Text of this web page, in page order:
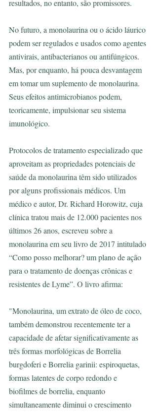
resultados, no entanto, são promissores.
No futuro, a monolaurina ou o ácido láurico
podem ser regulados e usados ​​como agentes
antivirais, antibacterianos ou antifúngicos.
Mas, por enquanto, há pouca desvantagem
em tomar um suplemento de monolaurina.
Seus efeitos antimicrobianos podem,
teoricamente, impulsionar seu sistema
imunológico.
Protocolos de tratamento especializado que
aproveitam as propriedades potenciais de
saúde da monolaurina têm sido utilizados
por alguns profissionais médicos. Um
médico e autor, Dr. Richard Horowitz, cuja
clínica tratou mais de 12.000 pacientes nos
últimos 26 anos, escreveu sobre a
monolaurina em seu livro de 2017 intitulado
“Como posso melhorar? um plano de ação
para o tratamento de doenças crônicas e
resistentes de Lyme”. O livro afirma:
"Monolaurina, um extrato de óleo de coco,
também demonstrou recentemente ter a
capacidade de afetar significativamente as
três formas morfológicas de Borrelia
burgdoferi e Borrelia garinii: espiroquetas,
formas latentes de corpo redondo e
biofilmes de borrelia, enquanto
simultaneamente diminui o crescimento